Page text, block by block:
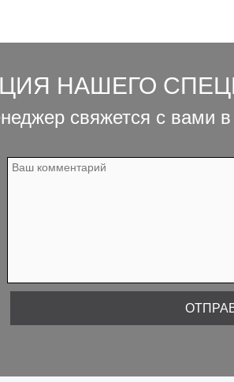
НАШЕГО
свяжется с вами